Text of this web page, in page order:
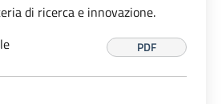
di ricerca e innovazione.
PDF